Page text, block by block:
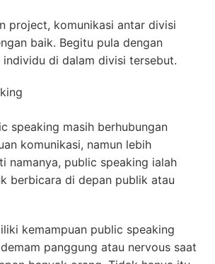
project, komunikasi antar divisi
baik. Begitu pula dengan
individu di dalam divisi tersebut.
speaking masih berhubungan
komunikasi, namun lebih
namanya, public speaking ialah
berbicara di depan publik atau
kemampuan public speaking
panggung atau nervous saat